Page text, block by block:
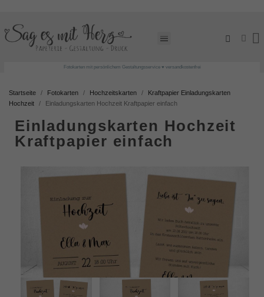
Fotokarten mit persönlichem Gestaltungsservice ♥ versandkostenfrei
Startseite Fotokarten Hochzeitskarten
Kraftpapier Einladungskarten
Hochzeit
Einladungskarten Hochzeit Kraftpapier einfach
Einladungskarten Hochzeit
Kraftpapier einfach